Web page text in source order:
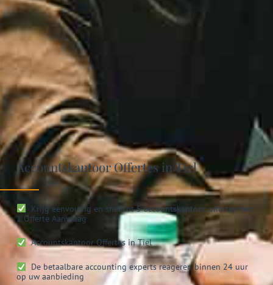
Accountskantoor Offertes in Tiel
Krijg eenvoudig en snel tot 5 accountskantoor offertes met
1 Offerte Aanvraag
AccountskantoorOffertes in Tiel
De betaalbare accounting experts reageren binnen 24 uur
op uw aanbieding